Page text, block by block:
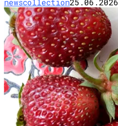
newscollection25.06.2026